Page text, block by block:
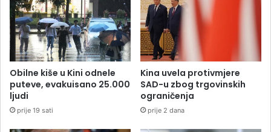
Obilne kiše u Kini odnele
puteve, evakuisano 25.000
ljudi
prije 19 sati
Kina uvela protivmjere
SAD-u zbog trgovinskih
ograničenja
prije 2 dana